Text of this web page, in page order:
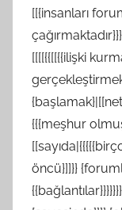
[[{insanları
[[[[{{[[{{ilişki
{{{meşhur
öncü}]]}}